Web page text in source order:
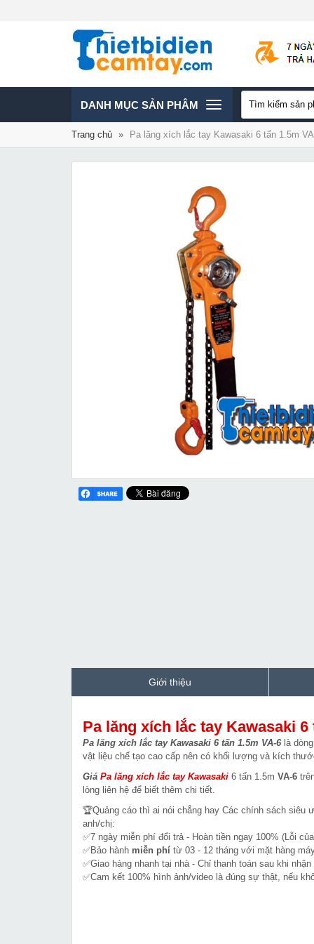
TOGGLE
NAVIGATION
DANH MỤC SẢN PHÂM
Trang chủ » Pa lăng xích lắc tay Kawasaki 6 tấn 1.5m
Giới thiệu
Pa lăng xích lắc tay Kawasaki 6
Pa lăng xích lắc tay Kawasaki 6 tấn 1.5m VA-6 là
vật liệu chế tạo cao cấp nên có khối lượng và kích
Giá Pa lăng xích lắc tay Kawasaki 6 tấn 1.5m VA-6
lòng liên hệ để biết thêm chi tiết.
🏆Quảng cáo thì ai nói chẳng hay Các chính sách siêu
anh/chị:
✅7 ngày miễn phí đổi trả - Hoàn tiền ngay 100% (Lỗi
✅Bảo hành miễn phí từ 03 - 12 tháng với mặt hàng
✅Giao hàng nhanh tại nhà - Chỉ thanh toán sau khi nhận
✅Cam kết 100% hình ảnh/video là đúng sự thật, nếu